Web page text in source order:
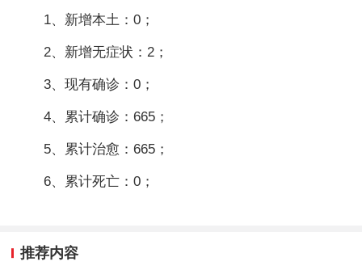
1、新增本土：0；
2、新增无症状：2；
3、现有确诊：0；
4、累计确诊：665；
5、累计治愈：665；
6、累计死亡：0；
推荐内容